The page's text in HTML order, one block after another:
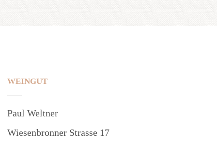
WEINGUT
Paul Weltner
Wiesenbronner Strasse 17